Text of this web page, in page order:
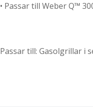
• Passar till Weber Q™
Passar till: Gasolgrillar i